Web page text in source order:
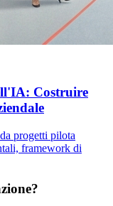
Costruire
progetti pilota
framework di